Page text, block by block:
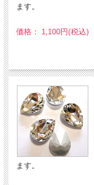
ます。
価格： 1,100円(税込)
ます。